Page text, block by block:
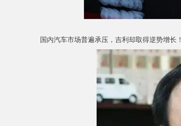
国内汽车市场普遍承压，吉利却取得逆势增长！